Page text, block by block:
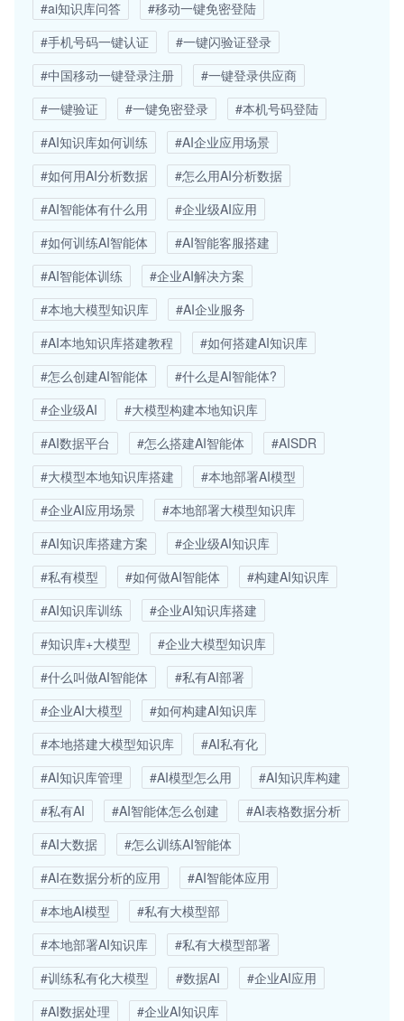
#ai知识库问答
#移动一键免密登陆
#手机号码一键认证
#一键闪验证登录
#中国移动一键登录注册
#一键登录供应商
#一键验证
#一键免密登录
#本机号码登陆
#AI知识库如何训练
#AI企业应用场景
#如何用AI分析数据
#怎么用AI分析数据
#AI智能体有什么用
#企业级AI应用
#如何训练AI智能体
#AI智能客服搭建
#AI智能体训练
#企业AI解决方案
#本地大模型知识库
#AI企业服务
#AI本地知识库搭建教程
#如何搭建AI知识库
#怎么创建AI智能体
#什么是AI智能体?
#企业级AI
#大模型构建本地知识库
#AI数据平台
#怎么搭建AI智能体
#AISDR
#大模型本地知识库搭建
#本地部署AI模型
#企业AI应用场景
#本地部署大模型知识库
#AI知识库搭建方案
#企业级AI知识库
#私有模型
#如何做AI智能体
#构建AI知识库
#AI知识库训练
#企业AI知识库搭建
#知识库+大模型
#企业大模型知识库
#什么叫做AI智能体
#私有AI部署
#企业AI大模型
#如何构建AI知识库
#本地搭建大模型知识库
#AI私有化
#AI知识库管理
#AI模型怎么用
#AI知识库构建
#私有AI
#AI智能体怎么创建
#AI表格数据分析
#AI大数据
#怎么训练AI智能体
#AI在数据分析的应用
#AI智能体应用
#本地AI模型
#私有大模型部
#本地部署AI知识库
#私有大模型部署
#训练私有化大模型
#数据AI
#企业AI应用
#AI数据处理
#企业AI知识库